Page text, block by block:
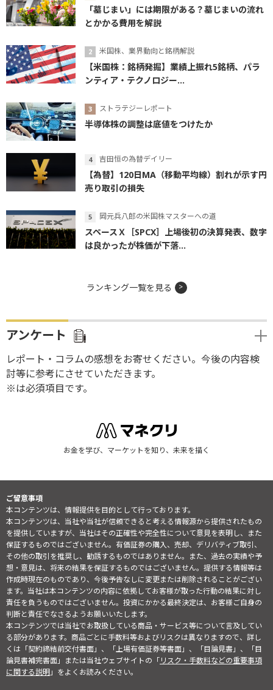
「墓じまい」には期限がある？墓じまいの流れ
とかかる費用を解説
米国株、業界動向と銘柄解説
【米国株：銘柄発掘】業績上振れ5銘柄、パラ
ンティア・テクノロジー...
ストラテジーレポート
半導体株の調整は底値をつけたか
吉田恒の為替デイリー
【為替】120日MA（移動平均線）割れが示す円
売り取引の損失
岡元兵八郎の米国株マスターへの道
スペースＸ［SPCX］上場後初の決算発表、数字
は良かったが株価が下落...
ランキング一覧を見る
アンケート
レポート・コラムの感想をお寄せください。今後の内容検
討等に参考にさせていただきます。
※は必須項目です。
お金を学び、マーケットを知り、未来を描く
ご留意事項
本コンテンツは、情報提供を目的として行っております。
本コンテンツは、当社や当社が信頼できると考える情報源から提供されたもの
を提供していますが、当社はその正確性や完全性について意見を表明し、また
保証するものではございません。有価証券の購入、売却、デリバティブ取引、
その他の取引を推奨し、勧誘するものではありません。また、過去の実績や予
想・意見は、将来の結果を保証するものではございません。提供する情報等は
作成時現在のものであり、今後予告なしに変更または削除されることがござい
ます。当社は本コンテンツの内容に依拠してお客様が取った行動の結果に対し
責任を負うものではございません。投資にかかる最終決定は、お客様ご自身の
判断と責任でなさるようお願いいたします。
本コンテンツでは当社でお取扱している商品・サービス等について言及してい
る部分があります。商品ごとに手数料等およびリスクは異なりますので、詳し
くは「契約締結前交付書面」、「上場有価証券等書面」、「目論見書」、「目
論見書補完書面」または当社ウェブサイトの「リスク・手数料などの重要事項
に関する説明」をよくお読みください。